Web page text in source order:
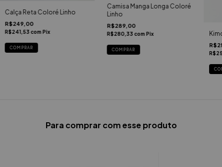
Calça Reta Coloré Linho
R$249,00
R$241,53 com Pix
COMPRAR
Camisa Manga Longa Coloré
Linho
R$289,00
R$280,33 com Pix
COMPRAR
Para comprar com esse produto